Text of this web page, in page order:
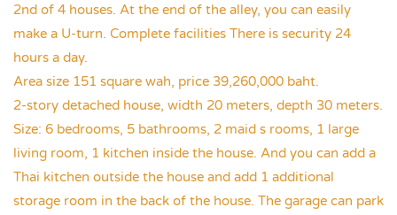
2nd of 4 houses. At the end of the alley, you can easily
make a U-turn. Complete facilities There is security 24
hours a day.
Area size 151 square wah, price 39,260,000 baht.
2-story detached house, width 20 meters, depth 30 meters.
Size: 6 bedrooms, 5 bathrooms, 2 maid s rooms, 1 large
living room, 1 kitchen inside the house. And you can add a
Thai kitchen outside the house and add 1 additional
storage room in the back of the house. The garage can park